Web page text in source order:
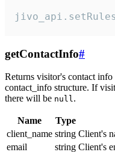
getContactInfo#
Returns visitor's contact
contact_info structure. If
there will be null.
Name Type
client_name string Client's
email
string Client's